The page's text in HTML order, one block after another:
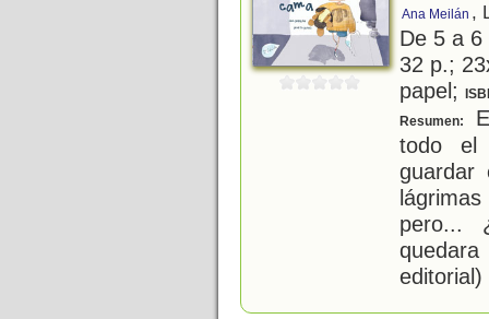
Ana Meilán ,
De 5 a
32 p.;
papel;
Resumen:
todo el
guardar
pero...
editorial)